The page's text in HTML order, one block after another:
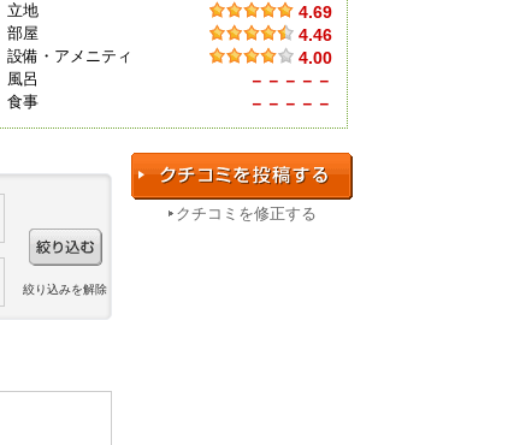
立地 4.69
部屋 4.46
設備・アメニティ 4.00
風呂 －－－－－
食事 －－－－－
絞り込みを解除
クチコミを修正する